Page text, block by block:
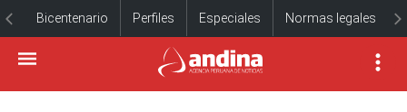
Bicentenario Perfiles Especiales Normas legales